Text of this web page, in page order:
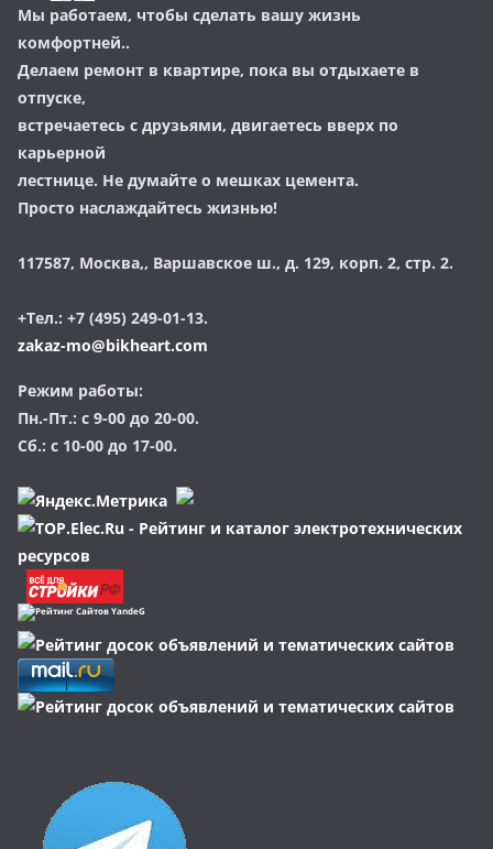
Мы работаем, чтобы сделать вашу жизнь
комфортней..
Делаем ремонт в квартире, пока вы отдыхаете в
отпуске,
встречаетесь с друзьями, двигаетесь вверх по
карьерной
лестнице. Не думайте о мешках цемента.
Просто наслаждайтесь жизнью!
117587, Москва,, Варшавское ш., д. 129, корп. 2, стр. 2.
+Тел.: +7 (495) 249-01-13.
zakaz-mo@bikheart.com
Режим работы:
Пн.-Пт.: с 9-00 до 20-00.
Сб.: с 10-00 до 17-00.